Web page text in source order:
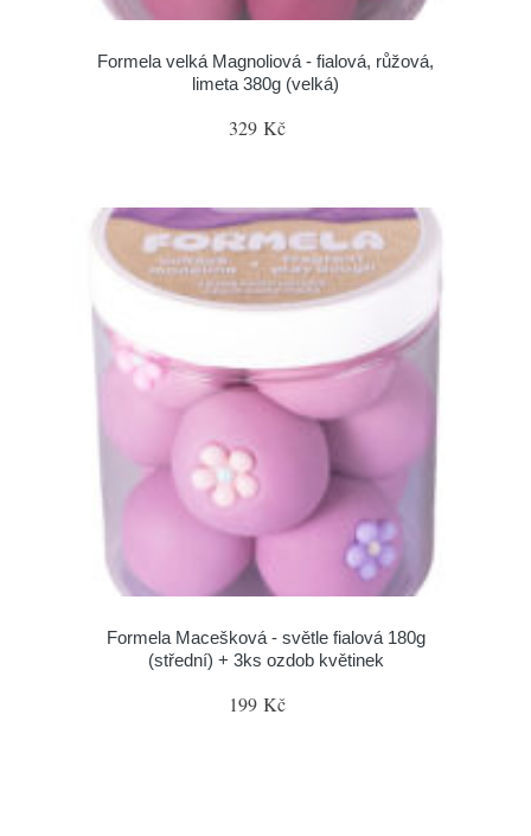
Formela velká Magnoliová - fialová, růžová,
limeta 380g (velká)
329 Kč
Formela Macešková - světle fialová 180g
(střední) + 3ks ozdob květinek
199 Kč